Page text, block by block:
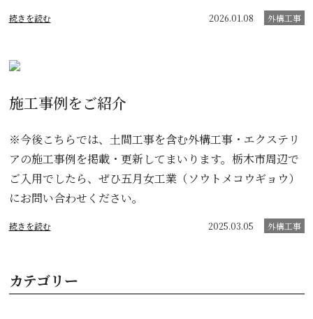
続きを読む 2026.01.08 外構工事
施工事例をご紹介
※今後こちらでは、土間工事を含む外構工事・エクステリ
アの施工事例を掲載・更新してまいります。栃木市周辺で
ご入用でしたら、ぜひ五月女工業（ソウトメコウギョウ）
にお問い合わせください。
続きを読む 2025.03.05 外構工事
カテゴリー